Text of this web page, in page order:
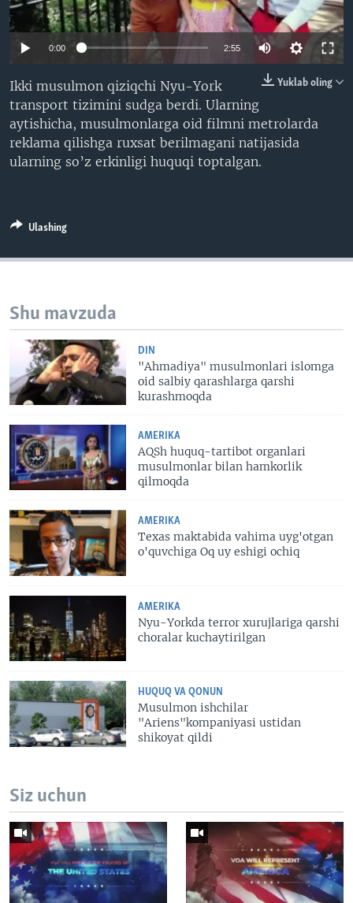
VIDEO
XABARLAR SURATLARDA
ODNOKLASSNIKI
TELEGRAM
SOUNDCLOUD
VOA
0:00 2:55
Yuklab oling
Ikki musulmon qiziqchi Nyu-York
transport tizimini sudga berdi. Ularning
aytishicha, musulmonlarga oid filmni metrolarda
reklama qilishga ruxsat berilmagani natijasida
ularning so’z erkinligi huquqi toptalgan.
Ulashing
Shu mavzuda
DIN
"Ahmadiya" musulmonlari islomga
oid salbiy qarashlarga qarshi
kurashmoqda
AMERIKA
AQSh huquq-tartibot organlari
musulmonlar bilan hamkorlik
qilmoqda
AMERIKA
Texas maktabida vahima uyg'otgan
o'quvchiga Oq uy eshigi ochiq
AMERIKA
Nyu-Yorkda terror xurujlariga qarshi
choralar kuchaytirilgan
HUQUQ VA QONUN
Musulmon ishchilar
"Ariens"kompaniyasi ustidan
shikoyat qildi
Siz uchun